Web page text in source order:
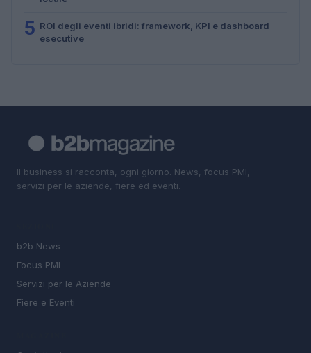
5 ROI degli eventi ibridi: framework, KPI e dashboard
esecutive
Il business si racconta, ogni giorno. News, focus PMI,
servizi per le aziende, fiere ed eventi.
b2b News
Focus PMI
Servizi per le Aziende
Fiere e Eventi